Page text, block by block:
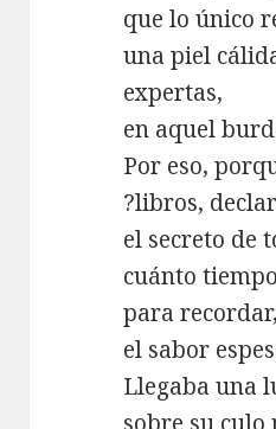
que lo único
una piel
expertas,
en aquel
Por eso,
?libros,
el secreto de
cuánto
para
el sabor
Llegaba una
sobre su